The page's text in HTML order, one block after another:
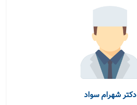
دکتر شهرام سواد